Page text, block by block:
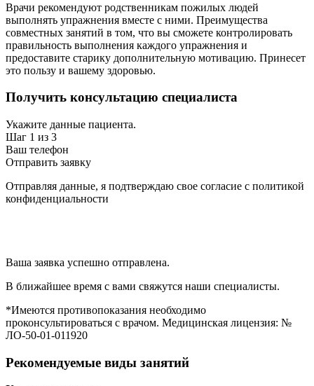
Врачи рекомендуют родственникам пожилых людей
выполнять упражнения вместе с ними. Преимущества
совместных занятий в том, что вы сможете контролировать
правильность выполнения каждого упражнения и
предоставите старику дополнительную мотивацию. Принесет
это пользу и вашему здоровью.
Получить консультацию специалиста
Укажите данные пациента.
Шаг 1 из 3
Ваш телефон
Отправить заявку
Отправляя данные, я подтверждаю свое согласие с политикой
конфиденциальности
Ваша заявка успешно отправлена.
В ближайшее время с вами свяжутся наши специалисты.
*Имеются противопоказания необходимо
проконсультироваться с врачом. Медицинская лицензия: №
ЛО-50-01-011920
Рекомендуемые виды занятий